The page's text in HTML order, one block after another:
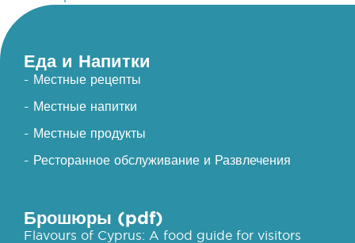
Еда и Напитки
- Местные рецепты
- Местные напитки
- Местные продукты
- Ресторанное обслуживание и Развлечения
Брошюры (pdf)
Flavours of Cyprus: A food guide for visitors